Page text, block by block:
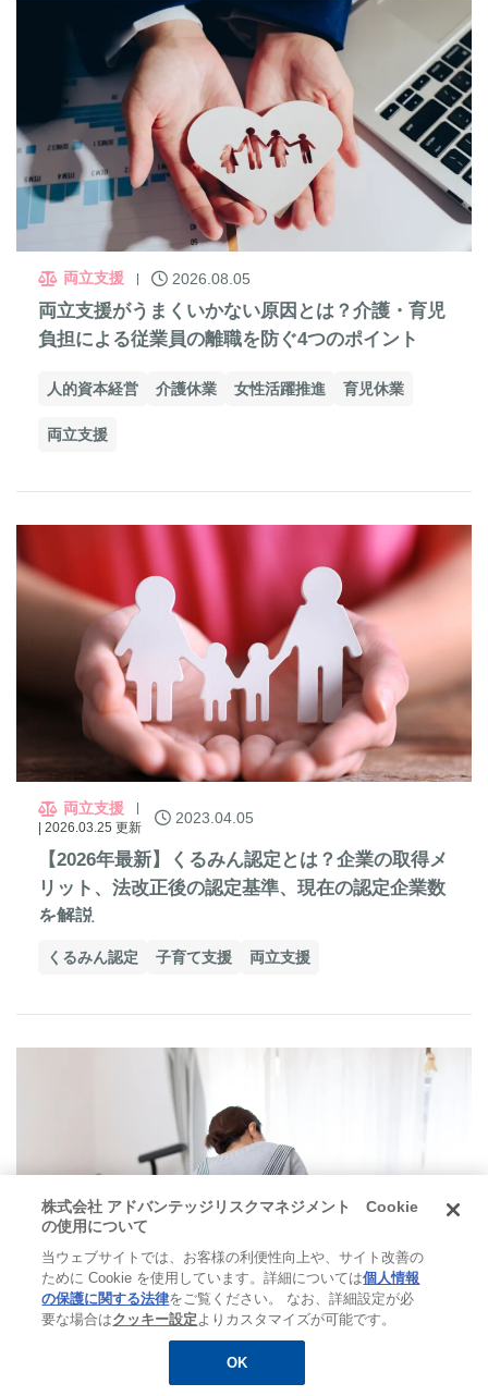
両立支援 2026.08.05
両立支援がうまくいかない原因とは？介護・育児
負担による従業員の離職を防ぐ4つのポイント
人的資本経営 介護休業 女性活躍推進 育児休業
両立支援
両立支援
| 2026.03.25 更新
2023.04.05
【2026年最新】くるみん認定とは？企業の取得メ
リット、法改正後の認定基準、現在の認定企業数
を解説
くるみん認定 子育て支援 両立支援
両立支援 2026.01.30
介護と仕事の両立の現状とは？両立が難しいとさ
れる背景や企業の取り組み・従業員の両立を可能
株式会社 アドバンテッジリスクマネジメント Cookie
の使用について
当ウェブサイトでは、お客様の利便性向上や、サイト改善の
ために Cookie を使用しています。詳細については個人情報
の保護に関する法律をご覧ください。 なお、詳細設定が必
要な場合はクッキー設定よりカスタマイズが可能です。
OK